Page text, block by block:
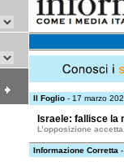
Il Foglio - 17 marzo
Israele: fallisce la
L’opposizione
Informazione Corretta